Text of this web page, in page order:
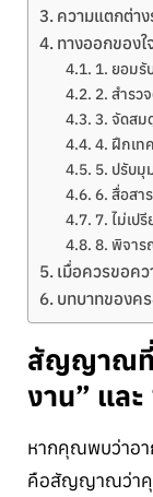
ความแตกต่าง
ทางออกของใ
1. ยอมรั
2. สำรว
3. จัดสม
4. ฝึกเท
5. ปรับมุ
6. สื่อสา
7. ไม่เป
8. พิจาร
เมื่อควรขอค
บทบาทของค
สัญญาณที่
งาน” และ
หากคุณพบว่าอา
คือสัญญาณว่าคุ